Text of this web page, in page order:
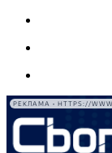
РЕКЛАМА • HTTPS://